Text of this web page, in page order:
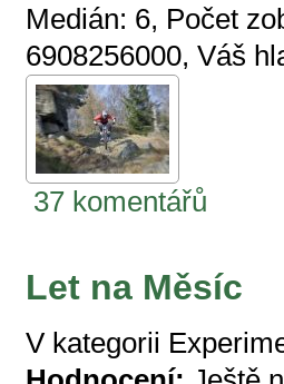
Medián: 6, Počet
6908256000, Váš
37 komentářů
Let na Měsíc
V kategorii